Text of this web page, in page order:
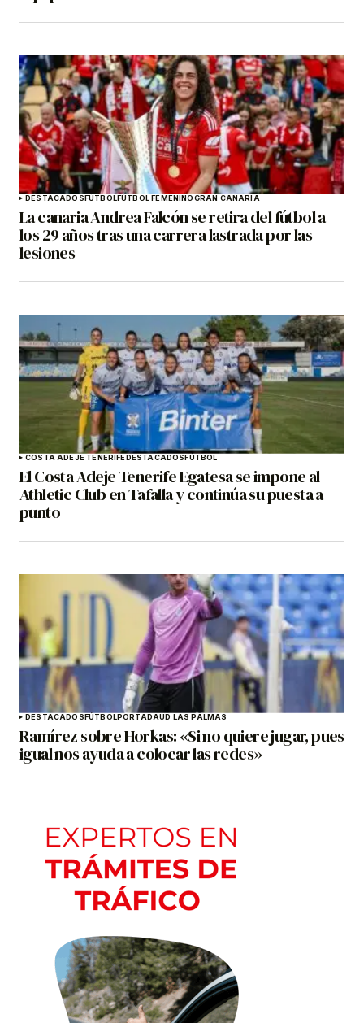
DESTACADOSFÚTBOLFÚTBOL FEMENINOGRAN CANARIA
La canaria Andrea Falcón se retira del fútbol a
los 29 años tras una carrera lastrada por las
lesiones
COSTA ADEJE TENERIFEDESTACADOSFÚTBOL
El Costa Adeje Tenerife Egatesa se impone al
Athletic Club en Tafalla y continúa su puesta a
punto
DESTACADOSFÚTBOLPORTADAUD LAS PALMAS
Ramírez sobre Horkas: «Si no quiere jugar, pues
igual nos ayuda a colocar las redes»